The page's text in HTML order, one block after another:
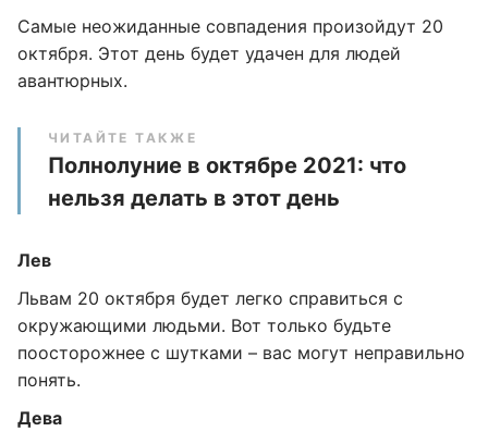
Самые неожиданные совпадения произойдут 20
октября. Этот день будет удачен для людей
авантюрных.
ЧИТАЙТЕ ТАКЖЕ
Полнолуние в октябре 2021: что
нельзя делать в этот день
Лев
Львам 20 октября будет легко справиться с
окружающими людьми. Вот только будьте
поосторожнее с шутками – вас могут неправильно
понять.
Дева